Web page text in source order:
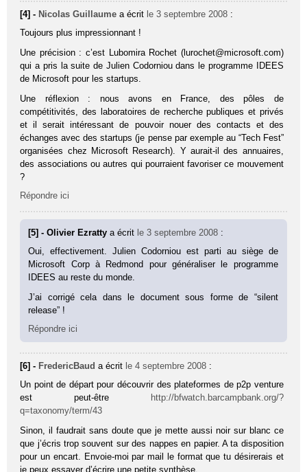
[4] - Nicolas Guillaume a écrit le 3 septembre 2008 :
Toujours plus impressionnant !
Une précision : c’est Lubomira Rochet (lurochet@microsoft.com)
qui a pris la suite de Julien Codorniou dans le programme IDEES
de Microsoft pour les startups.
Une réflexion : nous avons en France, des pôles de
compétitivités, des laboratoires de recherche publiques et privés
et il serait intéressant de pouvoir nouer des contacts et des
échanges avec des startups (je pense par exemple au “Tech Fest”
organisées chez Microsoft Research). Y aurait-il des annuaires,
des associations ou autres qui pourraient favoriser ce mouvement
?
Répondre ici
[5] - Olivier Ezrattya écrit le 3 septembre 2008 :
Oui, effectivement. Julien Codorniou est parti au siège de
Microsoft Corp à Redmond pour généraliser le programme
IDEES au reste du monde.
J’ai corrigé cela dans le document sous forme de “silent
release” !
Répondre ici
[6] - FredericBaud a écrit le 4 septembre 2008 :
Un point de départ pour découvrir des plateformes de p2p venture
est peut-être
http://bfwatch.barcampbank.org/?
q=taxonomy/term/43
Sinon, il faudrait sans doute que je mette aussi noir sur blanc ce
que j’écris trop souvent sur des nappes en papier. A ta disposition
pour un encart. Envoie-moi par mail le format que tu désirerais et
je peux essayer d’écrire une petite synthèse.